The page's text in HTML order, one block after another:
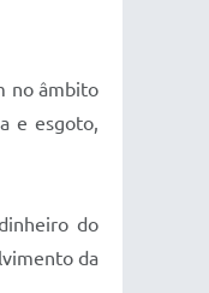
no âmbito
e esgoto,
do
da